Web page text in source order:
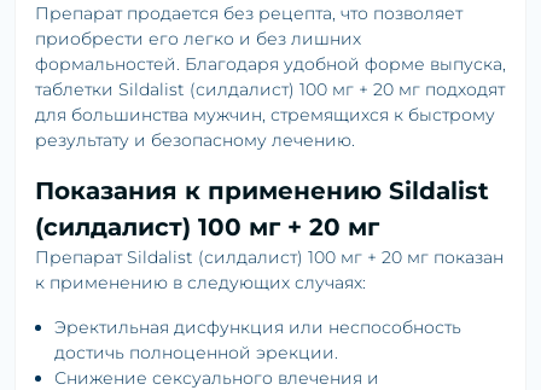
Препарат продается без рецепта, что позволяет
приобрести его легко и без лишних
формальностей. Благодаря удобной форме выпуска,
таблетки Sildalist (силдалист) 100 мг + 20 мг подходят
для большинства мужчин, стремящихся к быстрому
результату и безопасному лечению.
Показания к применению Sildalist
(силдалист) 100 мг + 20 мг
Препарат Sildalist (силдалист) 100 мг + 20 мг показан
к применению в следующих случаях:
Эректильная дисфункция или неспособность
достичь полноценной эрекции.
Снижение сексуального влечения и